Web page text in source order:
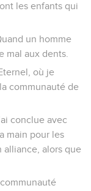
les enfants qui
un homme
mal aux dents.
où je
communauté de
conclue avec
main pour les
alliance, alors que